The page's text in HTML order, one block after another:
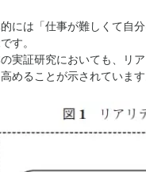
には「仕事が難しくて自
す。
実証研究においても、リ
めることが示されています